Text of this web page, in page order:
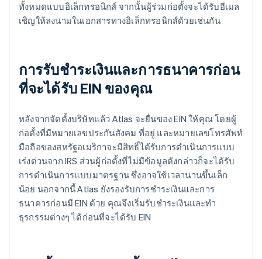
ทั้งหมดแบบอิเล็กทรอนิกส์ จากนั้นผู้ร่วมก่อตั้งจะได้รับอีเมล
เชิญให้ลงนามในเอกสารทางอิเล็กทรอนิกส์ด้วยเช่นกัน
การรับชำระเงินและการธนาคารก่อน
ที่จะได้รับ EIN ของคุณ
หลังจากจัดตั้งบริษัทแล้ว Atlas จะยื่นของ EIN ให้คุณ โดยผู้
ก่อตั้งที่มีหมายเลขประกันสังคม ที่อยู่ และหมายเลขโทรศัพท์
มือถือของสหรัฐอเมริกาจะมีสิทธิ์ได้รับการดำเนินการแบบ
เร่งด่วนจาก IRS ส่วนผู้ก่อตั้งที่ไม่มีข้อมูลดังกล่าวก็จะได้รับ
การดำเนินการแบบมาตรฐาน ซึ่งอาจใช้เวลานานขึ้นเล็ก
น้อย นอกจากนี้ Atlas ยังรองรับการชำระเงินและการ
ธนาคารก่อนมี EIN ด้วย คุณจึงเริ่มรับชำระเงินและทำ
ธุรกรรมต่างๆ ได้ก่อนที่จะได้รับ EIN